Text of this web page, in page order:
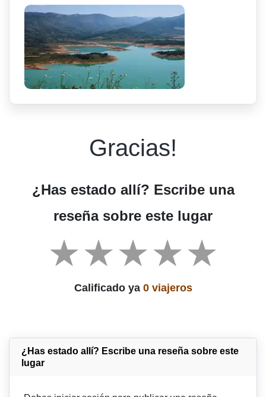
Gracias!
¿Has estado allí? Escribe una
reseña sobre este lugar
Calificado ya 0 viajeros
¿Has estado allí? Escribe una reseña sobre este
lugar